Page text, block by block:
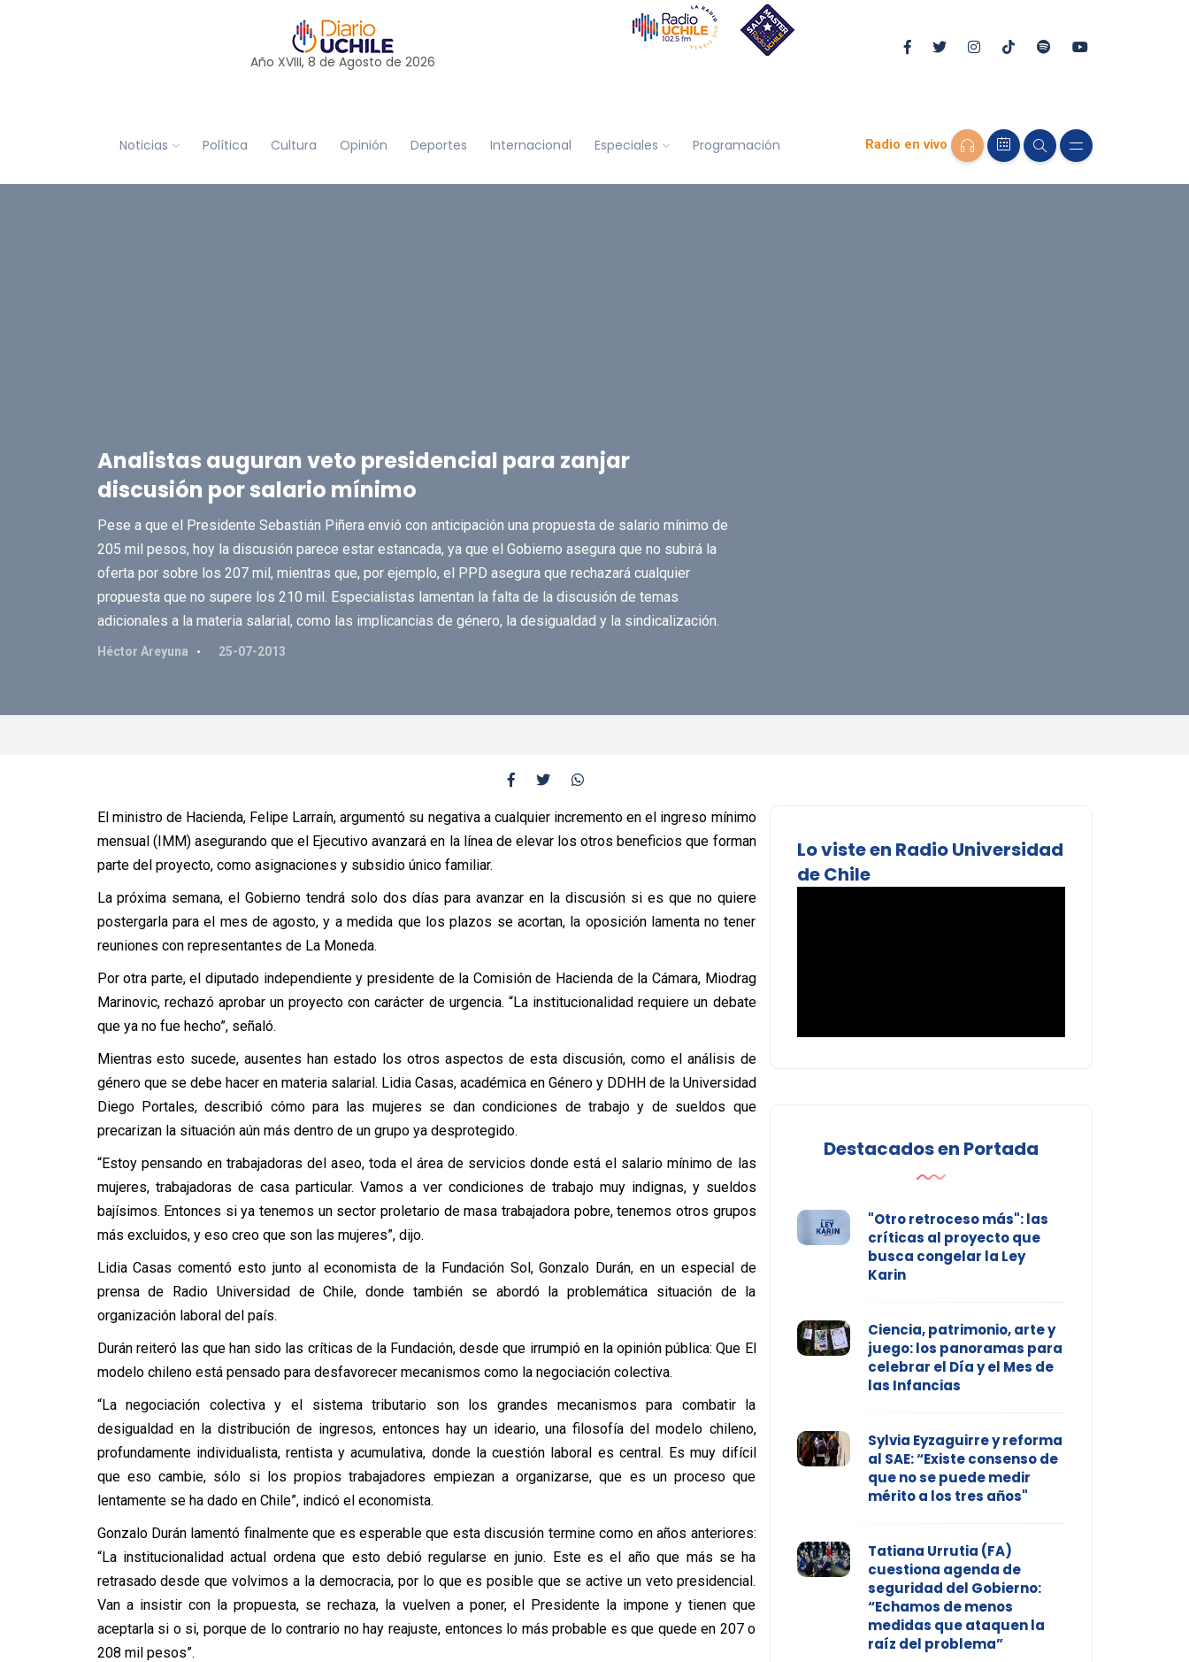
Año XVIII, 8 de Agosto de 2026
Noticias Política Cultura Opinión Deportes Internacional Especiales Programación Radio en vivo
Analistas auguran veto presidencial para zanjar
discusión por salario mínimo
Pese a que el Presidente Sebastián Piñera envió con anticipación una propuesta de salario mínimo de
205 mil pesos, hoy la discusión parece estar estancada, ya que el Gobierno asegura que no subirá la
oferta por sobre los 207 mil, mientras que, por ejemplo, el PPD asegura que rechazará cualquier
propuesta que no supere los 210 mil. Especialistas lamentan la falta de la discusión de temas
adicionales a la materia salarial, como las implicancias de género, la desigualdad y la sindicalización.
Héctor Areyuna 25-07-2013
El ministro de Hacienda, Felipe Larraín, argumentó su negativa a cualquier incremento en el ingreso mínimo
mensual (IMM) asegurando que el Ejecutivo avanzará en la línea de elevar los otros beneficios que forman
parte del proyecto, como asignaciones y subsidio único familiar.
La próxima semana, el Gobierno tendrá solo dos días para avanzar en la discusión si es que no quiere
postergarla para el mes de agosto, y a medida que los plazos se acortan, la oposición lamenta no tener
reuniones con representantes de La Moneda.
Por otra parte, el diputado independiente y presidente de la Comisión de Hacienda de la Cámara, Miodrag
Marinovic, rechazó aprobar un proyecto con carácter de urgencia. “La institucionalidad requiere un debate
que ya no fue hecho”, señaló.
Mientras esto sucede, ausentes han estado los otros aspectos de esta discusión, como el análisis de
género que se debe hacer en materia salarial. Lidia Casas, académica en Género y DDHH de la Universidad
Diego Portales, describió cómo para las mujeres se dan condiciones de trabajo y de sueldos que
precarizan la situación aún más dentro de un grupo ya desprotegido.
“Estoy pensando en trabajadoras del aseo, toda el área de servicios donde está el salario mínimo de las
mujeres, trabajadoras de casa particular. Vamos a ver condiciones de trabajo muy indignas, y sueldos
bajísimos. Entonces si ya tenemos un sector proletario de masa trabajadora pobre, tenemos otros grupos
más excluidos, y eso creo que son las mujeres”, dijo.
Lidia Casas comentó esto junto al economista de la Fundación Sol, Gonzalo Durán, en un especial de
prensa de Radio Universidad de Chile, donde también se abordó la problemática situación de la
organización laboral del país.
Durán reiteró las que han sido las críticas de la Fundación, desde que irrumpió en la opinión pública: Que El
modelo chileno está pensado para desfavorecer mecanismos como la negociación colectiva.
“La negociación colectiva y el sistema tributario son los grandes mecanismos para combatir la
desigualdad en la distribución de ingresos, entonces hay un ideario, una filosofía del modelo chileno,
profundamente individualista, rentista y acumulativa, donde la cuestión laboral es central. Es muy difícil
que eso cambie, sólo si los propios trabajadores empiezan a organizarse, que es un proceso que
lentamente se ha dado en Chile”, indicó el economista.
Gonzalo Durán lamentó finalmente que es esperable que esta discusión termine como en años anteriores:
“La institucionalidad actual ordena que esto debió regularse en junio. Este es el año que más se ha
retrasado desde que volvimos a la democracia, por lo que es posible que se active un veto presidencial.
Van a insistir con la propuesta, se rechaza, la vuelven a poner, el Presidente la impone y tienen que
aceptarla si o si, porque de lo contrario no hay reajuste, entonces lo más probable es que quede en 207 o
208 mil pesos”.
Lo viste en Radio Universidad
de Chile
Destacados en Portada
"Otro retroceso más": las
críticas al proyecto que
busca congelar la Ley
Karin
Ciencia, patrimonio, arte y
juego: los panoramas para
celebrar el Día y el Mes de
las Infancias
Sylvia Eyzaguirre y reforma
al SAE: “Existe consenso de
que no se puede medir
mérito a los tres años"
Tatiana Urrutia (FA)
cuestiona agenda de
seguridad del Gobierno:
“Echamos de menos
medidas que ataquen la
raíz del problema”